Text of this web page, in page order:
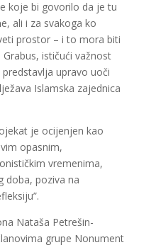
koje bi govorilo da je tu
ali i za svakoga ko
prostor – i to mora biti
ističući važnost
upravo uoči
Islamska zajednica
je ocijenjen kao
opasnim,
vremenima,
doba, poziva na
Nataša Petrešin-
grupe Nonument